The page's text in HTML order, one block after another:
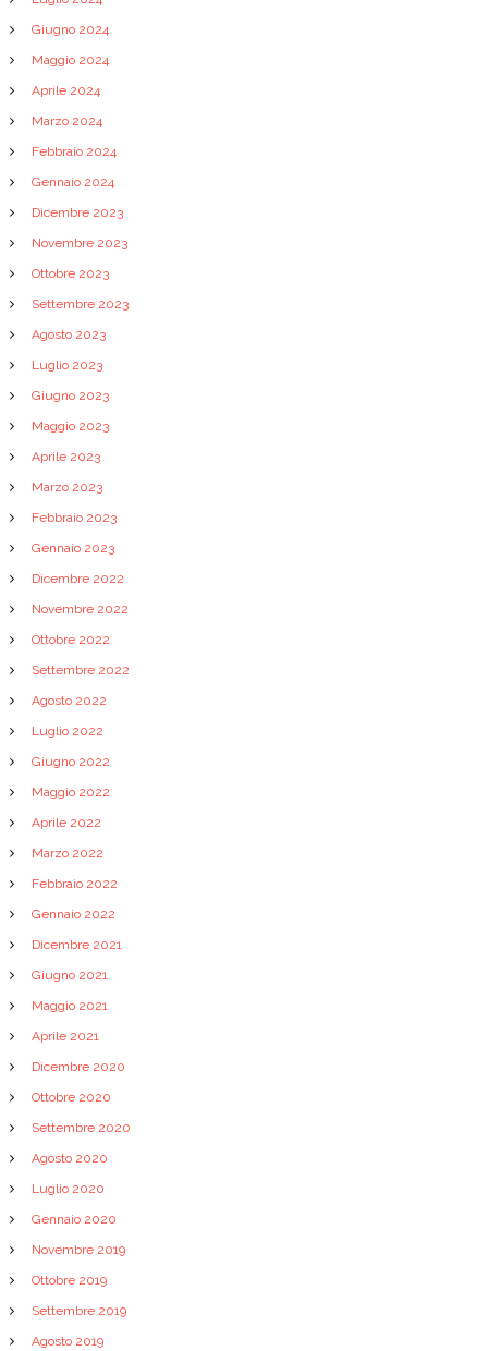
Giugno 2024
Maggio 2024
Aprile 2024
Marzo 2024
Febbraio 2024
Gennaio 2024
Dicembre 2023
Novembre 2023
Ottobre 2023
Settembre 2023
Agosto 2023
Luglio 2023
Giugno 2023
Maggio 2023
Aprile 2023
Marzo 2023
Febbraio 2023
Gennaio 2023
Dicembre 2022
Novembre 2022
Ottobre 2022
Settembre 2022
Agosto 2022
Luglio 2022
Giugno 2022
Maggio 2022
Aprile 2022
Marzo 2022
Febbraio 2022
Gennaio 2022
Dicembre 2021
Giugno 2021
Maggio 2021
Aprile 2021
Dicembre 2020
Ottobre 2020
Settembre 2020
Agosto 2020
Luglio 2020
Gennaio 2020
Novembre 2019
Ottobre 2019
Settembre 2019
Agosto 2019